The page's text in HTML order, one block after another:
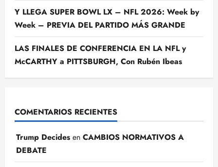
Y LLEGA SUPER BOWL LX – NFL 2026: Week by
Week – PREVIA DEL PARTIDO MÁS GRANDE
LAS FINALES DE CONFERENCIA EN LA NFL y
McCARTHY a PITTSBURGH, Con Rubén Ibeas
COMENTARIOS RECIENTES
Trump Decides en CAMBIOS NORMATIVOS A
DEBATE